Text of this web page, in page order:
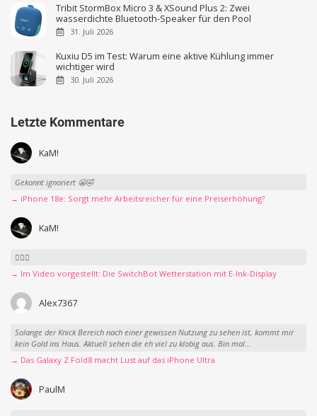
Tribit StormBox Micro 3 & XSound Plus 2: Zwei
wasserdichte Bluetooth-Speaker für den Pool
31. Juli 2026
Kuxiu D5 im Test: Warum eine aktive Kühlung immer
wichtiger wird
30. Juli 2026
Letzte Kommentare
KaM!
Gekonnt ignoriert 😬🤣
→ iPhone 18e: Sorgt mehr Arbeitsreicher für eine Preiserhöhung?
KaM!
👍🏻🤣
→ Im Video vorgestellt: Die SwitchBot Wetterstation mit E-Ink-Display
Alex7367
Solange der Knick Bereich nach einer gewissen Nutzung zu sehen ist, kommt mir
kein Gold ins Haus. Aktuell sehen die eh viel zu klobig aus. Bin mal...
→ Das Galaxy Z Fold8 macht Lust auf das iPhone Ultra
PaulM